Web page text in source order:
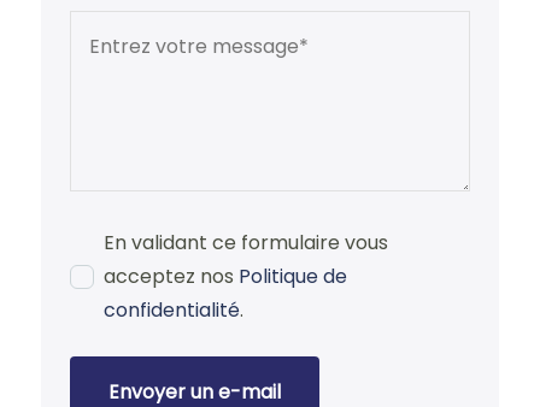
En validant ce formulaire vous
acceptez nos Politique de
confidentialité.
Envoyer un e-mail